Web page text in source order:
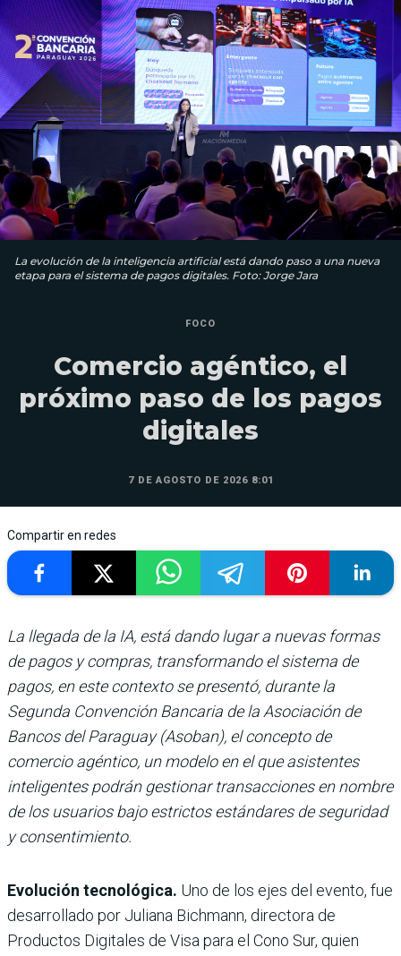
La evolución de la inteligencia artificial está dando paso a una nueva
etapa para el sistema de pagos digitales. Foto: Jorge Jara
FOCO
Comercio agéntico, el
próximo paso de los pagos
digitales
7 DE AGOSTO DE 2026 8:01
Compartir en redes
La llegada de la IA, está dando lugar a nuevas formas
de pagos y compras, transformando el sistema de
pagos, en este contexto se presentó, durante la
Segunda Convención Bancaria de la Asociación de
Bancos del Paraguay (Asoban), el concepto de
comercio agéntico, un modelo en el que asistentes
inteligentes podrán gestionar transacciones en nombre
de los usuarios bajo estrictos estándares de seguridad
y consentimiento.
Evolución tecnológica. Uno de los ejes del evento, fue
desarrollado por Juliana Bichmann, directora de
Productos Digitales de Visa para el Cono Sur, quien